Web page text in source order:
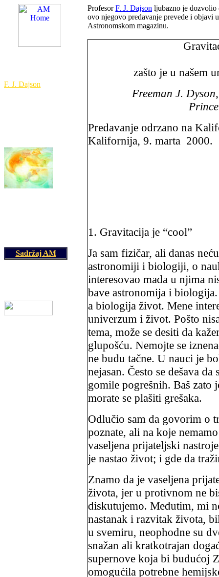
F. J. Dajson
Sadržaj AM
ProfesorF. J. Dajson ljubazno je dozvolio
ovo njegovo predavanje prevede i objavi u
Astronomskom magazinu.
zašto je u našem
Freeman J. Dyson
Predavanje odrzano na
Kalifornija, 9. marta 2000.
1. Gravitacija je “cool”
Ja sam fizičar, ali danas
astronomiji i biologiji, o
interesovao mada u njima
bave astronomija i
a biologija život. Mene
univerzum i život. Pošto
tema, može se desiti da
glupošću. Nemojte se
ne budu tačne. U nauci je
nejasan. Često se dešava
gomile pogrešnih. Baš zato
morate se plašiti grešaka.
Odlučio sam da govorim o
poznate, ali na koje
vaseljena prijateljski
je nastao život; i gde da
Znamo da je vaseljena
života, jer u protivnom ne
diskutujemo. Međutim, mi
nastanak i razvitak života,
u svemiru, neophodne su
snažan ali kratkotrajan
supernove koja bi budućoj
omogućila potrebne